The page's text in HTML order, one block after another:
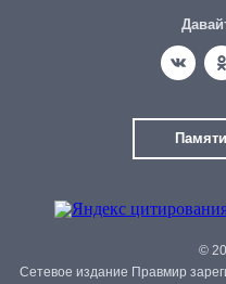
©
Сетевое издание Правмир